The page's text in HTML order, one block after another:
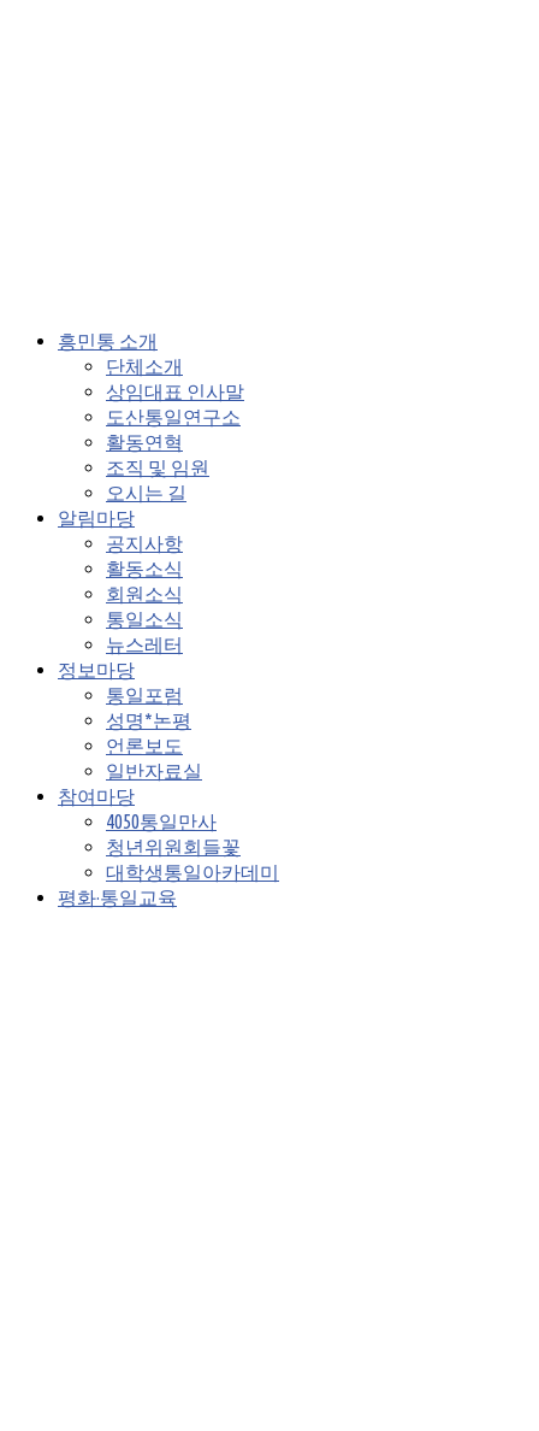
흥민통 소개
단체소개
상임대표 인사말
도산통일연구소
활동연혁
조직 및 임원
오시는 길
알림마당
공지사항
활동소식
회원소식
통일소식
뉴스레터
정보마당
통일포럼
성명*논평
언론보도
일반자료실
참여마당
4050통일만사
청년위원회들꽃
대학생통일아카데미
평화·통일교육